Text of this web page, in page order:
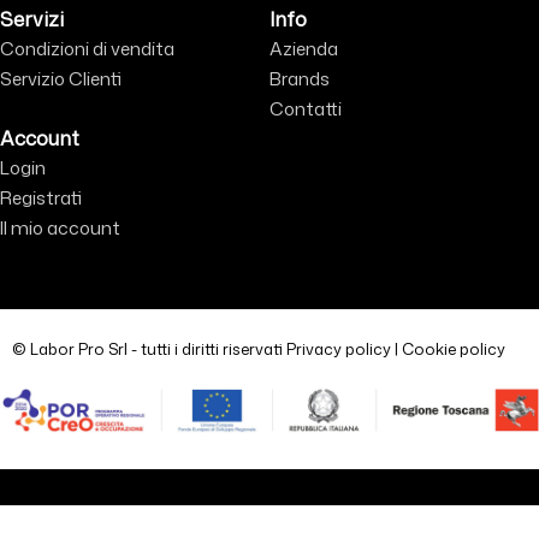
Info
Azienda
Brands
Contatti
Servizi
Condizioni di vendita
Servizio Clienti
Account
Login
Registrati
Il mio account
© Labor Pro Srl - tutti i diritti riservati Privacy policy| Cookie policy